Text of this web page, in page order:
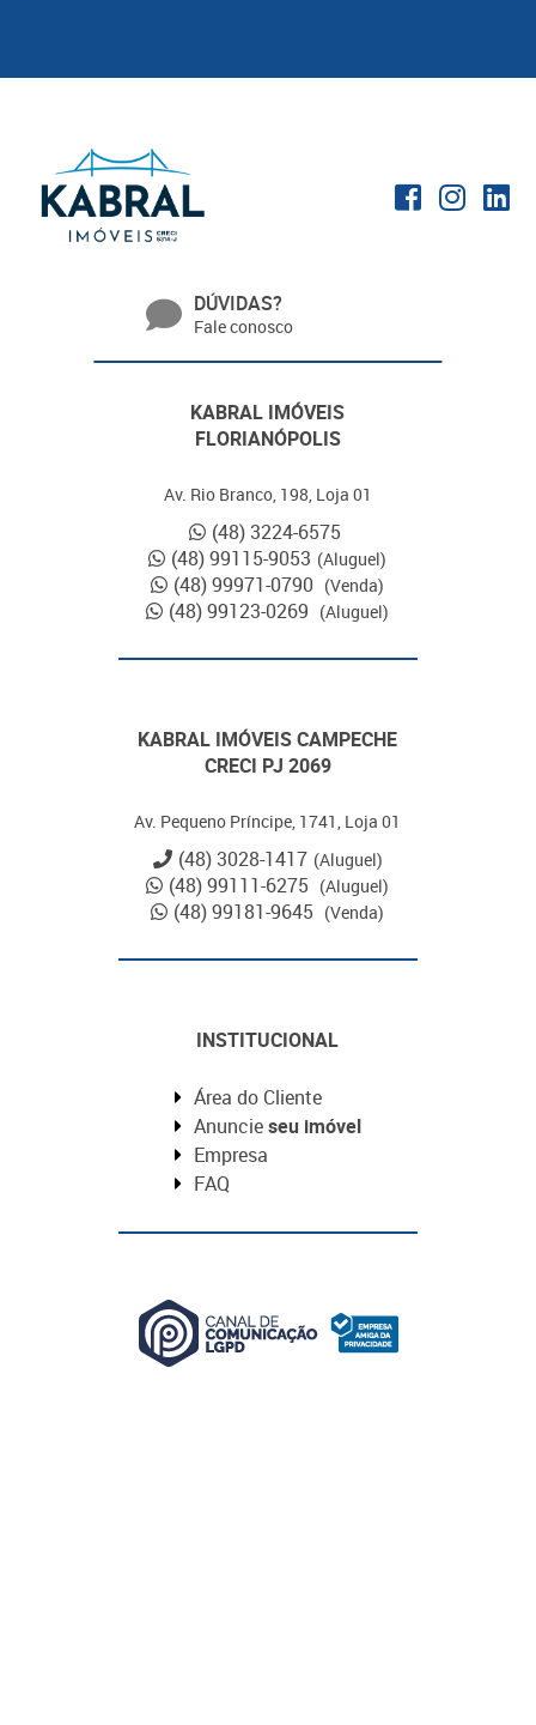
DÚVIDAS?
Fale conosco
KABRAL IMÓVEIS
FLORIANÓPOLIS
Av. Rio Branco, 198, Loja 01
(48) 3224-6575
(48) 99115-9053 (Aluguel)
(48) 99971-0790 (Venda)
(48) 99123-0269 (Aluguel)
KABRAL IMÓVEIS CAMPECHE
CRECI PJ 2069
Av. Pequeno Príncipe, 1741, Loja 01
(48) 3028-1417 (Aluguel)
(48) 99111-6275 (Aluguel)
(48) 99181-9645 (Venda)
INSTITUCIONAL
Área do Cliente
Anuncieseu imóvel
Empresa
FAQ